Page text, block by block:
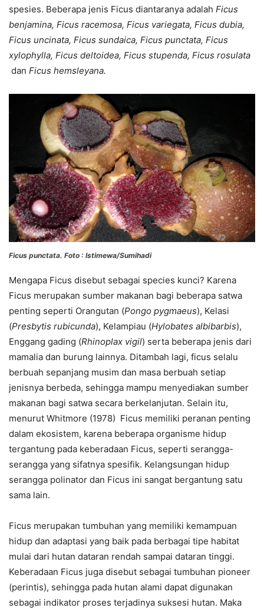
spesies. Beberapa jenis Ficus diantaranya adalah Ficus
benjamina, Ficus racemosa, Ficus variegata, Ficus dubia,
Ficus uncinata, Ficus sundaica, Ficus punctata, Ficus
xylophylla, Ficus deltoidea, Ficus stupenda, Ficus rosulata
dan Ficus hemsleyana.
Ficus punctata. Foto : Istimewa/Sumihadi
Mengapa Ficus disebut sebagai species kunci? Karena
Ficus merupakan sumber makanan bagi beberapa satwa
penting seperti Orangutan (Pongo pygmaeus), Kelasi
(Presbytis rubicunda), Kelampiau (Hylobates albibarbis),
Enggang gading (Rhinoplax vigil) serta beberapa jenis dari
mamalia dan burung lainnya. Ditambah lagi, ficus selalu
berbuah sepanjang musim dan masa berbuah setiap
jenisnya berbeda, sehingga mampu menyediakan sumber
makanan bagi satwa secara berkelanjutan. Selain itu,
menurut Whitmore (1978) Ficus memiliki peranan penting
dalam ekosistem, karena beberapa organisme hidup
tergantung pada keberadaan Ficus, seperti serangga-
serangga yang sifatnya spesifik. Kelangsungan hidup
serangga polinator dan Ficus ini sangat bergantung satu
sama lain.
Ficus merupakan tumbuhan yang memiliki kemampuan
hidup dan adaptasi yang baik pada berbagai tipe habitat
mulai dari hutan dataran rendah sampai dataran tinggi.
Keberadaan Ficus juga disebut sebagai tumbuhan pioneer
(perintis), sehingga pada hutan alami dapat digunakan
sebagai indikator proses terjadinya suksesi hutan. Maka